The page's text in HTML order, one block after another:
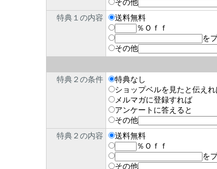
その他
特典１の内容
送料無料
％Ｏｆｆ
を
その他
特典２の条件
特典なし
ショップベルを見たと伝えれ
メルマガに登録すれば
アンケートに答えると
その他
特典２の内容
送料無料
％Ｏｆｆ
を
その他